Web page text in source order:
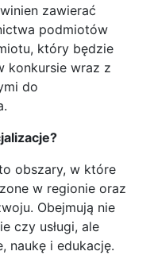
zawierać
podmiotów
który będzie
konkursie wraz z
do
obszary, w które
w regionie oraz
Obejmują nie
czy usługi, ale
naukę i edukację.